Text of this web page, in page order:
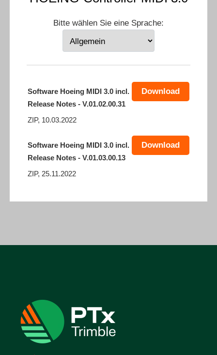
Bitte wählen Sie eine Sprache:
Software Hoeing MIDI 3.0 incl.
Release Notes - V.01.02.00.31
ZIP, 10.03.2022
Download
Software Hoeing MIDI 3.0 incl.
Release Notes - V.01.03.00.13
ZIP, 25.11.2022
Download